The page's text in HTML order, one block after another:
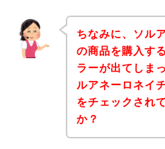
ちなみに、ソル
の商品を購入す
ラーが出てしま
ルアネーロネイ
をチェックされ
か？